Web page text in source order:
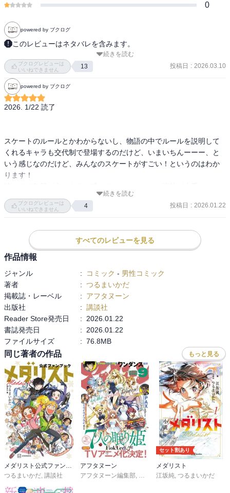
0
powered by ブクログ
このレビューはネタバレを含みます。
今度こそ勝つと挑んだ全日本ジュニアで、敬愛する先輩いるかの怪
我で動揺したいのりは、終生のライバル・光に届くどころか、ショ
ートプログラムで失敗してしまいフリースケーティングは滑る資格
を失うという惨敗を喫してしまう。
動揺を隠すいのりは光の前で号泣し、心が折れかけたいのりのため
が、自分への失望から練習や生活で焦りを見せ、周囲を心配させる
が、司との一時的な衝突を経て、新たな気付きを得る。再び金メダ
ルを目指すいのりと司はＪＧＰ（ジュニアグランプリシリーズ）の
上位6選手（組）のみが出場できる決勝（ファイナル）に照準を合わ
・‥…━━━☆・‥…━━━☆・‥…━━━☆
感想は最終巻にまとめて記載予定です。
続きを読む
ブクログレビューは
いいねできません
13 投稿日 : 2026.03.10
powered by ブクログ
2026. 1/22 読了
スケートのルールとかわからないし、物語の中でルールを説明して
くれるキャラも交代制で登場するのだけど、いまいちんーーー、と
いう感じなのだけど、みんなのスケートがすごい！というのはわか
ります！
ごい！って臨場感も合わせて感じられるのはやっぱりメダリストは
凄いな、と。
いるかちゃんを想うふたりの感情が次巻で波乱を巻き起こすのか
な？という感想をこの巻を読んで抱いたのですがどうなのでしょ
ただその波乱を後から知ったいるかちゃんは鼻で笑いそうで、そう
いういるかちゃんが好きなので、はやく復帰して欲しいです！！！
でも、やはりあの展開はなー、という感じなので、せめて毒親に負
けないぞ！と誓ったいるかちゃんがラスボスみたいな感じでいのり
の前に立ちはだかって最強のライバルみたいな感じになると嬉しい
です。
今巻はちょっと物足りなかったので次巻はもっと読み応えのある展
開だと嬉しいです。
楽しみです。
続きを読む
ブクログレビューは
いいねできません
4 投稿日 : 2026.01.22
すべてのレビューを見る
作品情報
ジャンル : コミック - 男性コミック
著者
: つるまいかだ
掲載誌・レーベル
:
アフタヌーン
出版社
: 講談社
Reader Store発売日
:
2026.01.22
書誌発売日
:
2026.01.22
ファイルサイズ
: 76.8MB
同じ著者の作品 もっと見る
メダリスト公式ファンブック
つるまいかだ, 講談社
アフタヌーン
アフタヌーン編集部, ＦｉｏｋＬｅｅ,山口つばさ
セット割あり
メダリスト
江坂純, つるまいかだ